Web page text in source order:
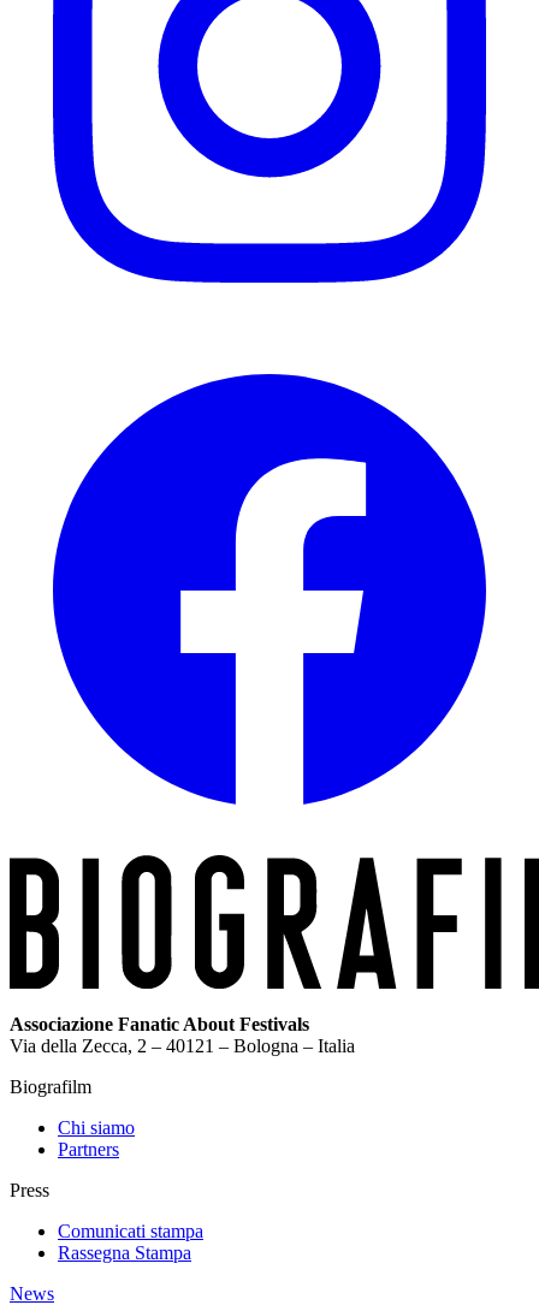
Associazione Fanatic About Festivals
Via della Zecca, 2 – 40121 – Bologna – Italia
Biografilm
Chi siamo
Partners
Press
Comunicati stampa
Rassegna Stampa
News